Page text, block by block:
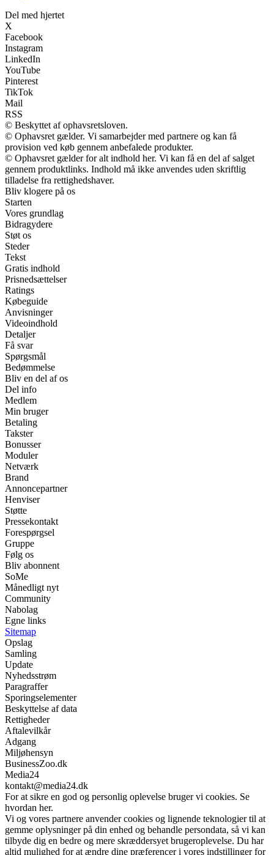
Del med hjertet
X
Facebook
Instagram
LinkedIn
YouTube
Pinterest
TikTok
Mail
RSS
© Beskyttet af ophavsretsloven.
© Ophavsret gælder. Vi samarbejder med partnere og kan få
provision ved køb gennem anbefalede produkter.
© Ophavsret gælder for alt indhold her. Vi kan få en del af salget
gennem produktlinks. Indhold må ikke anvendes uden skriftlig
tilladelse fra rettighedshaver.
Bliv klogere på os
Starten
Vores grundlag
Bidragydere
Støt os
Steder
Tekst
Gratis indhold
Prisnedsættelser
Ratings
Købeguide
Anvisninger
Videoindhold
Detaljer
Få svar
Spørgsmål
Bedømmelse
Bliv en del af os
Del info
Medlem
Min bruger
Betaling
Takster
Bonusser
Moduler
Netværk
Brand
Annoncepartner
Henviser
Støtte
Pressekontakt
Forespørgsel
Gruppe
Følg os
Bliv abonnent
SoMe
Månedligt nyt
Community
Nabolag
Egne links
Sitemap
Opslag
Samling
Update
Nyhedsstrøm
Paragraffer
Sporingselementer
Beskyttelse af data
Rettigheder
Aftalevilkår
Adgang
Miljøhensyn
BusinessZoo.dk
Media24
kontakt@media24.dk
For at sikre en god og personlig oplevelse bruger vi cookies. Se
hvordan her.
Vi og vores partnere anvender cookies og lignende teknologier til at
gemme oplysninger på din enhed og behandle persondata, så vi kan
tilbyde dig en bedre og mere skræddersyet brugeroplevelse. Du har
altid mulighed for at ændre dine præferencer i vores indstillinger for